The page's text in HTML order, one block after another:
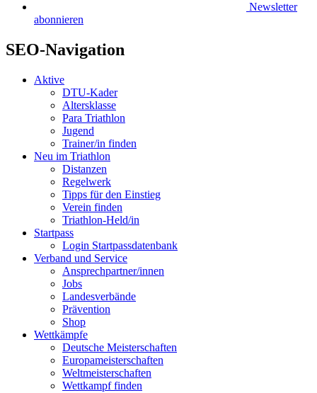
Newsletter
abonnieren
SEO-Navigation
Aktive
DTU-Kader
Altersklasse
Para Triathlon
Jugend
Trainer/in finden
Neu im Triathlon
Distanzen
Regelwerk
Tipps für den Einstieg
Verein finden
Triathlon-Held/in
Startpass
Login Startpassdatenbank
Verband und Service
Ansprechpartner/innen
Jobs
Landesverbände
Prävention
Shop
Wettkämpfe
Deutsche Meisterschaften
Europameisterschaften
Weltmeisterschaften
Wettkampf finden